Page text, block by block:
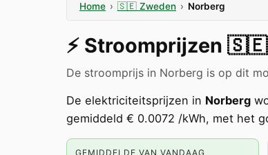
Home › 🇸🇪 Zweden › Norberg
⚡️ Stroomprijzen 🇸🇪
De stroomprijs in Norberg is op dit
De elektriciteitsprijzen in Norberg
gemiddeld € 0.0072 /kWh, met het
GEMIDDELDE VAN VANDAAG